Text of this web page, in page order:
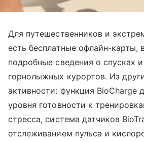
Для путешественников и
есть бесплатные офлайн-карты,
подробные сведения о спусках
горнолыжных курортов. Из
активности: функция BioCharge
уровня готовности к
стресса, система датчиков
отслеживанием пульса и